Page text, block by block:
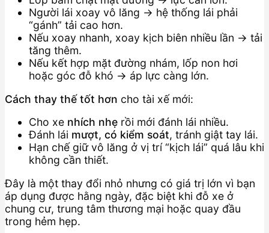
Người lái xoay vô lăng → hệ thống lái phải
“gánh” tải cao hơn.
Nếu xoay nhanh, xoay kịch biên nhiều lần → tải
tăng thêm.
Nếu kết hợp mặt đường nhám, lốp non hơi
hoặc góc đỗ khó → áp lực càng lớn.
Cách thay thế tốt hơn cho tài xế mới:
Cho xe nhích nhẹ rồi mới đánh lái nhiều.
Đánh lái mượt, có kiểm soát, tránh giật tay lái.
Hạn chế giữ vô lăng ở vị trí “kịch lái” quá lâu khi
không cần thiết.
Đây là một thay đổi nhỏ nhưng có giá trị lớn vì bạn
áp dụng được hằng ngày, đặc biệt khi đỗ xe ở
chung cư, trung tâm thương mại hoặc quay đầu
trong hẻm hẹp.